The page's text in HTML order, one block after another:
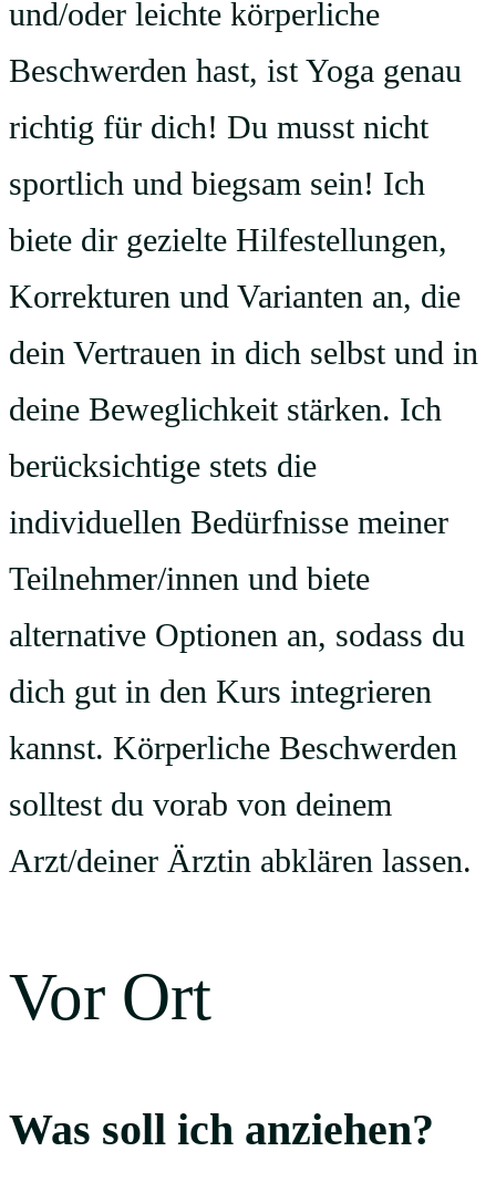
und/oder leichte körperliche
Beschwerden hast, ist Yoga genau
richtig für dich! Du musst nicht
sportlich und biegsam sein! Ich
biete dir gezielte Hilfestellungen,
Korrekturen und Varianten an, die
dein Vertrauen in dich selbst und in
deine Beweglichkeit stärken. Ich
berücksichtige stets die
individuellen Bedürfnisse meiner
Teilnehmer/innen und biete
alternative Optionen an, sodass du
dich gut in den Kurs integrieren
kannst. Körperliche Beschwerden
solltest du vorab von deinem
Arzt/deiner Ärztin abklären lassen.
Vor Ort
Was soll ich anziehen?